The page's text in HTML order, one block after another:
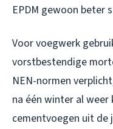
EPDM gewoon beter
Voor voegwerk
vorstbestendige
NEN-normen
na één winter al
cementvoegen uit de